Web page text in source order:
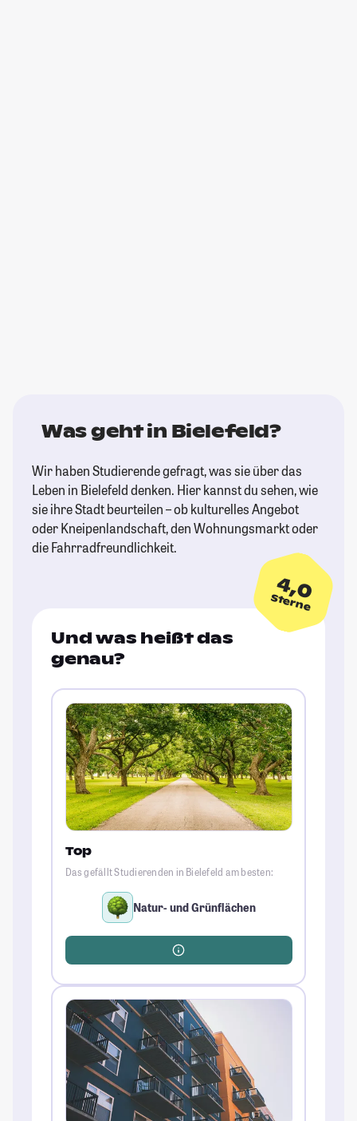
Was geht in Bielefeld?
Wir haben Studierende gefragt, was sie über das
Leben in Bielefeld denken. Hier kannst du sehen, wie
sie ihre Stadt beurteilen – ob kulturelles Angebot
oder Kneipenlandschaft, den Wohnungsmarkt oder
die Fahrradfreundlichkeit.
4,0
Sterne
Und was heißt das
genau?
Top
Das gefällt Studierenden in Bielefeld am besten:
Natur- und Grünflächen